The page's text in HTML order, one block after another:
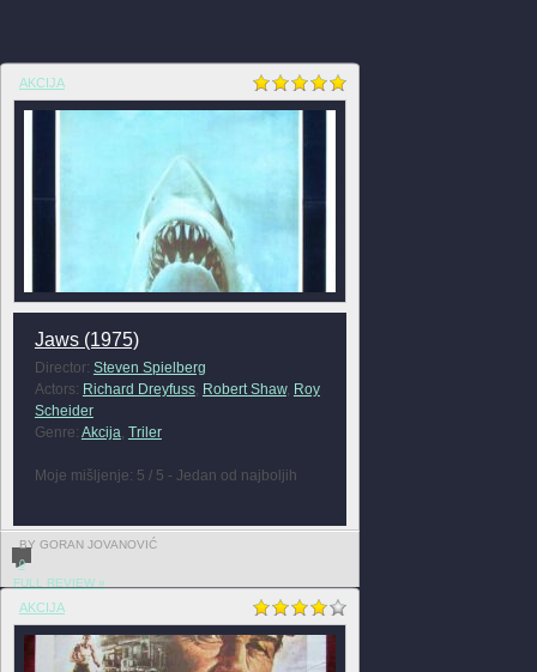
AKCIJA
Jaws (1975)
Director: Steven Spielberg
Actors: Richard Dreyfuss, Robert Shaw, Roy
Scheider
Genre: Akcija Triler
Moje mišljenje: 5 / 5 - Jedan od najboljih
BY GORAN JOVANOVIĆ
0
FULL REVIEW »
AKCIJA